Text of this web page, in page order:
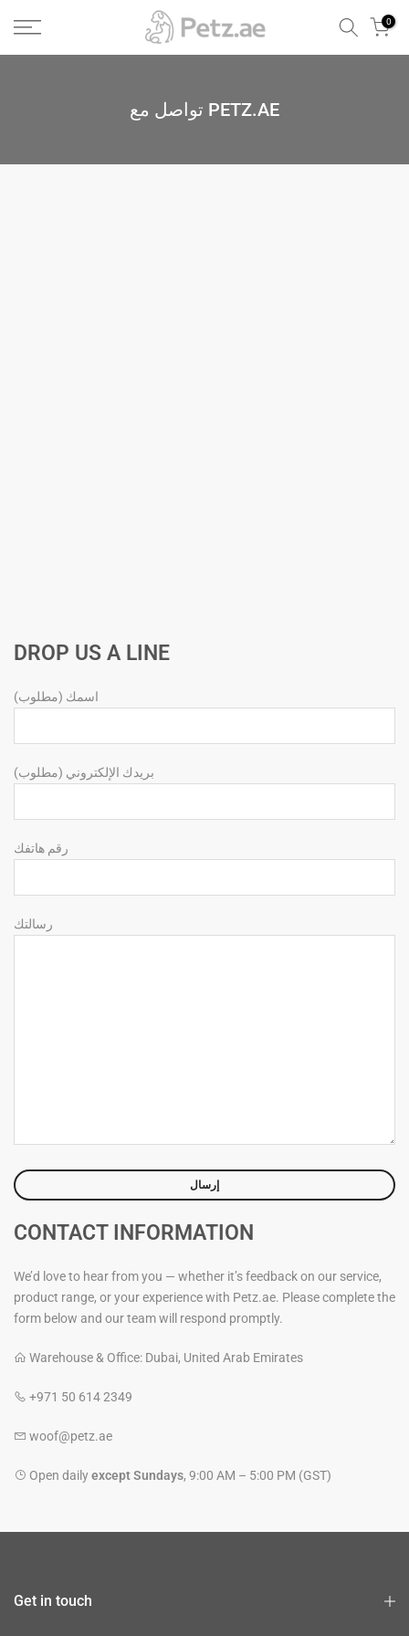
الانتقال
إلى
0
تواصل مع PETZ.AE
DROP US A LINE
اسمك (مطلوب)
بريدك الإلكتروني (مطلوب)
رقم هاتفك
رسالتك
CONTACT INFORMATION
We’d love to hear from you — whether it’s feedback on our service,
product range, or your experience with Petz.ae. Please complete the
form below and our team will respond promptly.
Warehouse & Office: Dubai, United Arab Emirates
+971 50 614 2349
woof@petz.ae
Open dailyexcept Sundays, 9:00 AM – 5:00 PM (GST)
Get in touch